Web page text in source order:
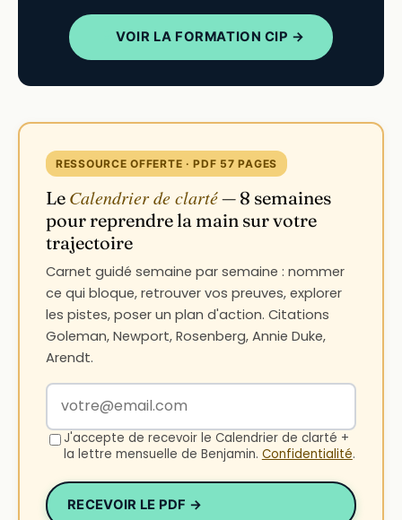
VOIR LA FORMATION CIP →
RESSOURCE OFFERTE · PDF 57 PAGES
Le Calendrier de clarté— 8 semaines
pour reprendre la main sur votre
trajectoire
Carnet guidé semaine par semaine : nommer
ce qui bloque, retrouver vos preuves, explorer
les pistes, poser un plan d'action. Citations
Goleman, Newport, Rosenberg, Annie Duke,
Arendt.
Votre adresse email
J'accepte de recevoir le Calendrier de clarté +
la lettre mensuelle de Benjamin. Confidentialité.
RECEVOIR LE PDF →